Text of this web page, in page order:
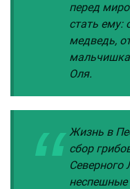
перед
стать
медведь,
Оля.
Жизнь в
сбор
Северного